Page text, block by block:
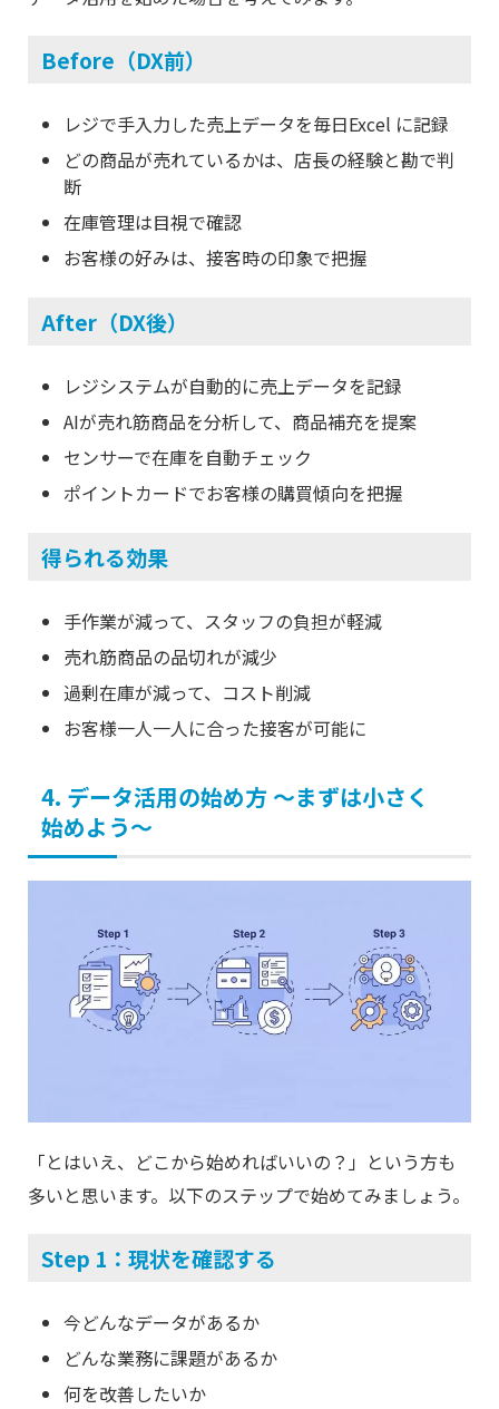
Before（DX前）
レジで手入力した売上データを毎日Excel に記録
どの商品が売れているかは、店長の経験と勘で判
断
在庫管理は目視で確認
お客様の好みは、接客時の印象で把握
After（DX後）
レジシステムが自動的に売上データを記録
AIが売れ筋商品を分析して、商品補充を提案
センサーで在庫を自動チェック
ポイントカードでお客様の購買傾向を把握
得られる効果
手作業が減って、スタッフの負担が軽減
売れ筋商品の品切れが減少
過剰在庫が減って、コスト削減
お客様一人一人に合った接客が可能に
4. データ活用の始め方 〜まずは小さく
始めよう〜
「とはいえ、どこから始めればいいの？」という方も
多いと思います。以下のステップで始めてみましょう。
Step 1：現状を確認する
今どんなデータがあるか
どんな業務に課題があるか
何を改善したいか